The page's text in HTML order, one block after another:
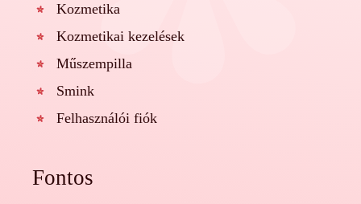
Kozmetika
Kozmetikai kezelések
Műszempilla
Smink
Felhasználói fiók
Fontos